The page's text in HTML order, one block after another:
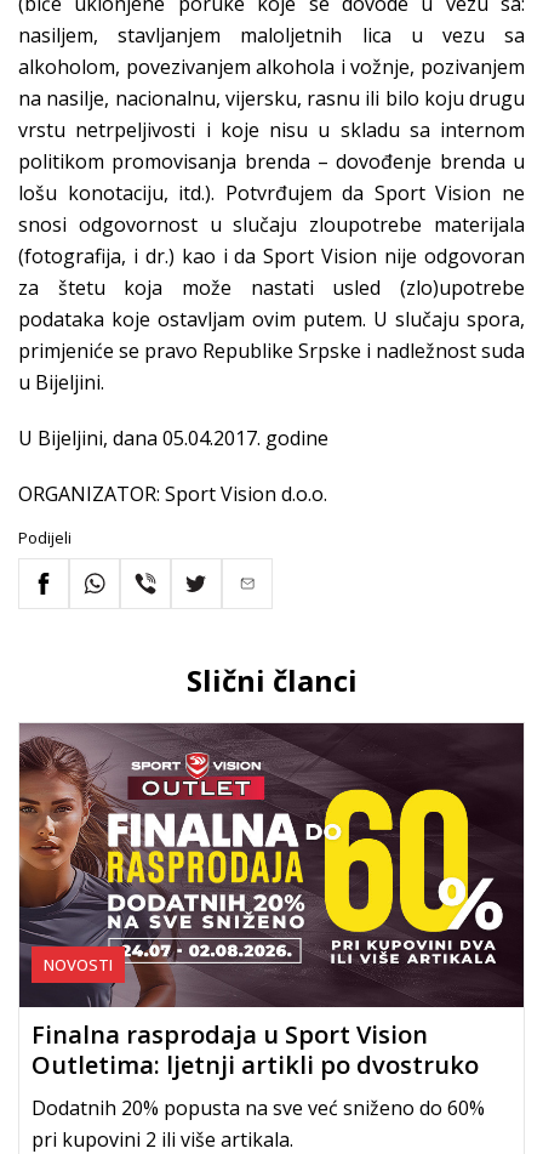
nasiljem, stavljanjem maloljetnih lica u vezu sa
alkoholom, povezivanjem alkohola i vožnje, pozivanjem
na nasilje, nacionalnu, vijersku, rasnu ili bilo koju drugu
vrstu netrpeljivosti i koje nisu u skladu sa internom
politikom promovisanja brenda – dovođenje brenda u
lošu konotaciju, itd.). Potvrđujem da Sport Vision ne
snosi odgovornost u slučaju zloupotrebe materijala
(fotografija, i dr.) kao i da Sport Vision nije odgovoran
za štetu koja može nastati usled (zlo)upotrebe
podataka koje ostavljam ovim putem. U slučaju spora,
primjeniće se pravo Republike Srpske i nadležnost suda
u Bijeljini.
U Bijeljini, dana 05.04.2017. godine
ORGANIZATOR: Sport Vision d.o.o.
Podijeli
Slični članci
NOVOSTI
Finalna rasprodaja u Sport Vision
Outletima: ljetnji artikli po dvostruko
nižim cijenama
Dodatnih 20% popusta na sve već sniženo do 60%
pri kupovini 2 ili više artikala.